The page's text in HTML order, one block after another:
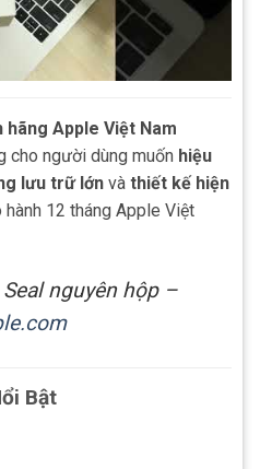
hãng Apple Việt Nam
cho người dùng muốn hiệu
lưu trữ lớn và thiết kế hiện
12 tháng Apple Việt
nguyên hộp –
Bật